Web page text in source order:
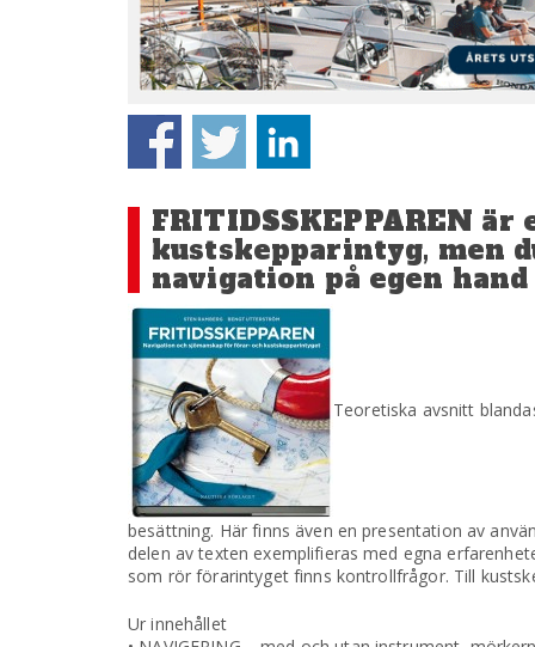
FRITIDSSKEPPAREN
kustskepparintyg, men
navigation på egen
Teoretiska avsnitt
besättning. Här finns även en presentation av
delen av texten exemplifieras med egna
som rör förarintyget finns kontrollfrågor. Till
Ur innehållet